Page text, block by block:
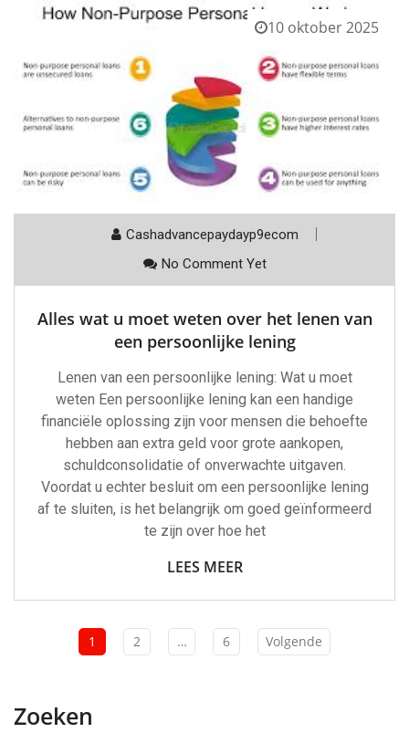
10 oktober 2025
Cashadvancepaydayp9ecom
No Comment Yet
Alles wat u moet weten over het lenen van
een persoonlijke lening
Lenen van een persoonlijke lening: Wat u moet
weten Een persoonlijke lening kan een handige
financiële oplossing zijn voor mensen die behoefte
hebben aan extra geld voor grote aankopen,
schuldconsolidatie of onverwachte uitgaven.
Voordat u echter besluit om een persoonlijke lening
af te sluiten, is het belangrijk om goed geïnformeerd
te zijn over hoe het
LEES MEER
1 2 … 6 Volgende
Zoeken